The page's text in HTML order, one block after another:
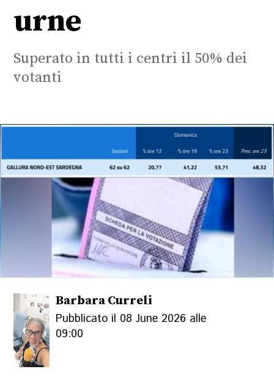
urne
Superato in tutti i centri il 50% dei
votanti
Barbara Curreli
Pubblicato il 08 June 2026 alle
09:00